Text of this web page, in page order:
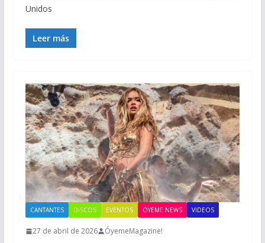
Unidos
Leer más
CANTANTES DISCOS EVENTOS OYEME NEWS VIDEOS
27 de abril de 2026 ÓyemeMagazine!